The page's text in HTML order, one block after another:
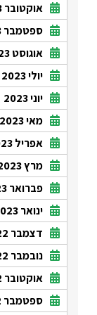
אוקטובר 2023
ספטמבר 2023
אוגוסט 2023
יולי 2023
יוני 2023
מאי 2023
אפריל 2023
מרץ 2023
פברואר 2023
ינואר 2023
דצמבר 2022
נובמבר 2022
אוקטובר 2022
ספטמבר 2022